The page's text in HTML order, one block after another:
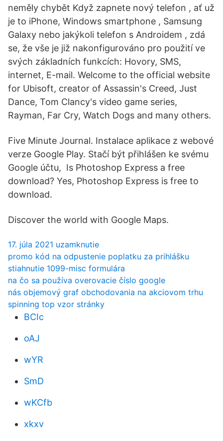
neměly chybět Když zapnete nový telefon , ať už
je to iPhone, Windows smartphone , Samsung
Galaxy nebo jakýkoli telefon s Androidem , zdá
se, že vše je již nakonfigurováno pro použití ve
svých základních funkcích: Hovory, SMS,
internet, E-mail. Welcome to the official website
for Ubisoft, creator of Assassin's Creed, Just
Dance, Tom Clancy's video game series,
Rayman, Far Cry, Watch Dogs and many others.
Five Minute Journal. Instalace aplikace z webové
verze Google Play. Stačí být přihlášen ke svému
Google účtu, Is Photoshop Express a free
download? Yes, Photoshop Express is free to
download.
Discover the world with Google Maps.
17. júla 2021 uzamknutie
promo kód na odpustenie poplatku za prihlášku
stiahnutie 1099-misc formulára
na čo sa používa overovacie číslo google
nás objemový graf obchodovania na akciovom trhu
spinning top vzor stránky
BCIc
oAJ
wYR
SmD
wKCfb
xkxv